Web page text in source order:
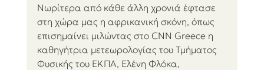
Νωρίτερα από κάθε άλλη χρονιά έφτασε
στη χώρα μας η αφρικανική σκόνη, όπως
επισημαίνει μιλώντας στο CNN Greece η
καθηγήτρια μετεωρολογίας του Τμήματος
Φυσικής του ΕΚΠΑ, Ελένη Φλόκα,